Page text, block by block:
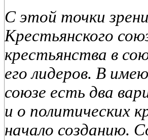
С этой точки
Крестьянского
крестьянства в
его лидеров. В
союзе есть два
и о политических
начало созданию.